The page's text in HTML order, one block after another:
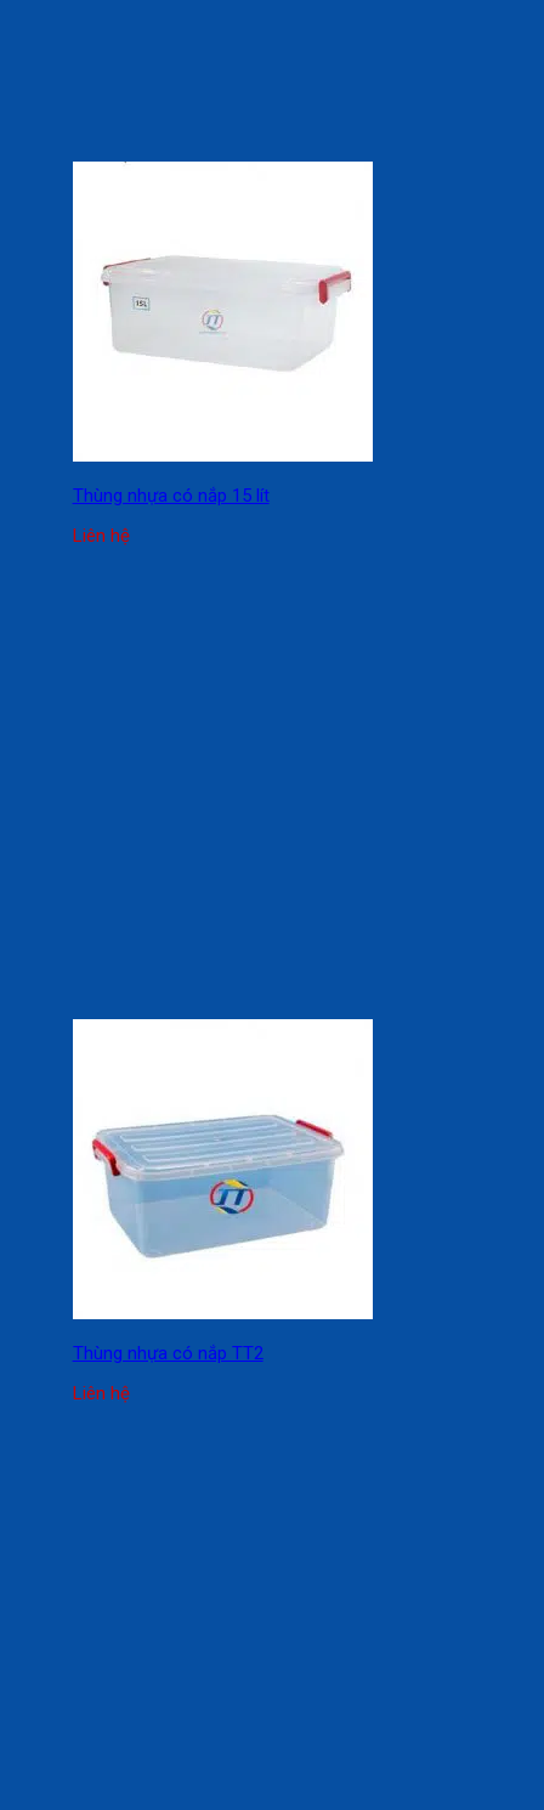
Thùng nhựa có nắp 15 lít
Liên hệ
Thùng nhựa có nắp TT2
Liên hệ